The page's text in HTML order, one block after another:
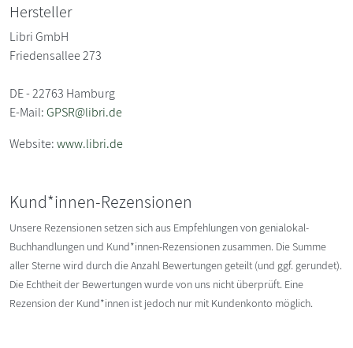
Hersteller
Libri GmbH
Friedensallee 273
DE - 22763 Hamburg
E-Mail:GPSR@libri.de
Website:www.libri.de
Kund*innen-Rezensionen
Unsere Rezensionen setzen sich aus Empfehlungen von genialokal-
Buchhandlungen und Kund*innen-Rezensionen zusammen. Die Summe
aller Sterne wird durch die Anzahl Bewertungen geteilt (und ggf. gerundet).
Die Echtheit der Bewertungen wurde von uns nicht überprüft. Eine
Rezension der Kund*innen ist jedoch nur mit Kundenkonto möglich.